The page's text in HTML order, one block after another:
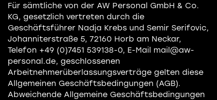
Für sämtliche von der AW Personal GmbH & Co.
KG, gesetzlich vertreten durch die
Geschäftsführer Nadja Krebs und Semir Serifovic,
Johanniterstraße 5, 72160 Horb am Neckar,
Telefon +49 (0)7451 539138-0, E-Mail mail@aw-
personal.de, geschlossenen
Arbeitnehmerüberlassungsverträge gelten diese
Allgemeinen Geschäftsbedingungen (AGB).
Abweichende Allgemeine Geschäftsbedingungen